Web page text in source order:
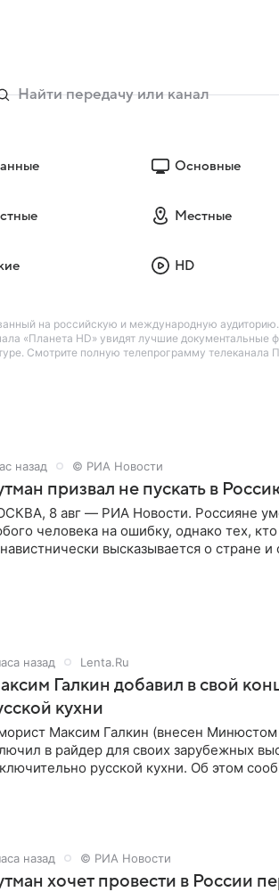
Основные
Местные
HD
на российскую и международную
«Планета HD» увидят лучшие
Смотрите полную телепрограмму телеканала
назад © РИА Новости
призвал не пускать в
8 авг — РИА Новости. Россияне
человека на ошибку, однако тех,
высказывается о стране
назад Lenta.Ru
Галкин добавил в свой
кухни
Максим Галкин (внесен Минюстом
в райдер для своих зарубежных
русской кухни. Об этом
назад © РИА Новости
хочет провести в России